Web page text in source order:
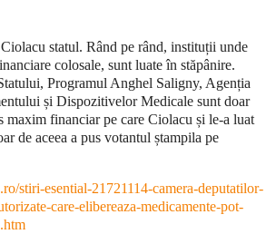
statul. Rând pe rând, instituții unde
colosale, sunt luate în stăpânire.
Programul Anghel Saligny, Agenția
și Dispozitivelor Medicale sunt doar
maxim financiar pe care Ciolacu și le-a luat
de aceea a pus votantul ștampila pe
stiri-esential-21721114-camera-deputatilor-
care-elibereaza-medicamente-pot-